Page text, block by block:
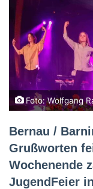
Foto: Wolfgang
Bernau /
Grußworten
Wochenende
JugendFeier